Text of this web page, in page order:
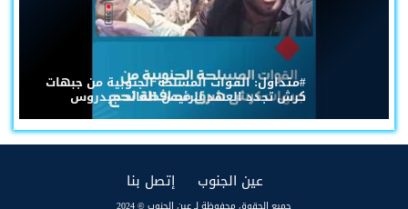
#متداول: القوات المسلحة الجنوبية من جبهات
كرش تجدد العهد للرئيس القائد عيدروس
عين الجنوب إتصل بنا